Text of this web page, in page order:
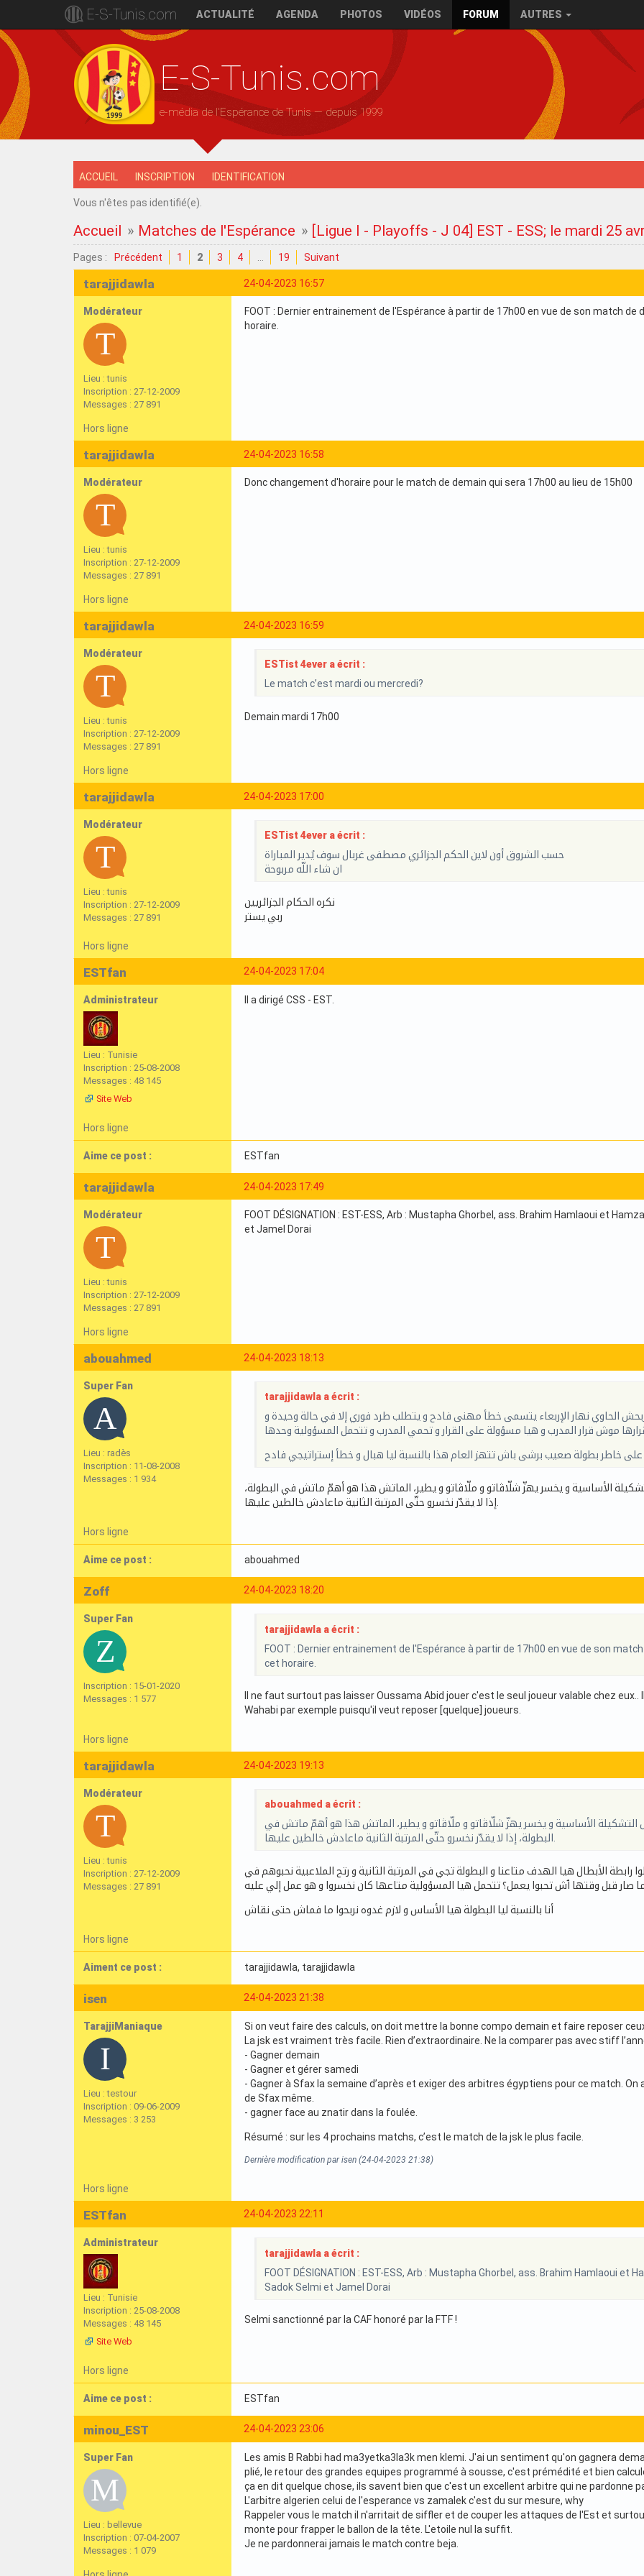
E-S-Tunis.com ACTUALITÉ AGENDA PHOTOS VIDÉOS FORUM AUTRES
E-S-Tunis.com
e-média de l'Espérance de Tunis — depuis 1999
ACCUEIL INSCRIPTION IDENTIFICATION
Vous n'êtes pas identifié(e).
Accueil » Matches de l'Espérance » [Ligue I - Playoffs - J 04] EST - ESS; le mardi 25
Pages : Précédent 1 2 3 4 19 Suivant
24-04-2023 16:57
tarajjidawla
Modérateur
Lieu : tunis
Inscription : 27-12-2009
Messages : 27 891
FOOT : Dernier entrainement de l'Espérance à partir de 17h00 en vue de son match
horaire.
Hors ligne
24-04-2023 16:58
tarajjidawla
Modérateur
Lieu : tunis
Inscription : 27-12-2009
Messages : 27 891
Donc changement d'horaire pour le match de demain qui sera 17h00 au lieu de 15h00
Hors ligne
24-04-2023 16:59
tarajjidawla
Modérateur
Lieu : tunis
Inscription : 27-12-2009
Messages : 27 891
ESTist 4ever a écrit :
Le match c’est mardi ou mercredi?
Demain mardi 17h00
Hors ligne
24-04-2023 17:00
tarajjidawla
Modérateur
Lieu : tunis
Inscription : 27-12-2009
Messages : 27 891
ESTist 4ever a écrit :
حسب الشروق أون لاين الحكم الجزائري مصطفى غربال سوف يُدير المباراة
ان شاء اللّه مربوحة
نكره الحكام الجزائريين
ربي يستر
Hors ligne
24-04-2023 17:04
ESTfan
Administrateur
Lieu : Tunisie
Inscription : 25-08-2008
Messages : 48 145
Site Web
Il a dirigé CSS - EST.
Hors ligne
Aime ce post : ESTfan
24-04-2023 17:49
tarajjidawla
Modérateur
Lieu : tunis
Inscription : 27-12-2009
Messages : 27 891
FOOT DÉSIGNATION : EST-ESS, Arb : Mustapha Ghorbel, ass. Brahim Hamlaoui et
et Jamel Dorai
Hors ligne
24-04-2023 18:13
abouahmed
Super Fan
Lieu : radès
Inscription : 11-08-2008
Messages : 1 934
tarajjidawla a écrit :
الحاوي نهار الإربعاء يتسمى خطأ مهنى فادح و يتطلب طرد فوري إلا في حالة وحيدة و
قرارها موش قرار المدرب و هيا مسؤولة على القرار و تحمي المدرب و تتحمل المسؤولية وحدها
خاطر بطولة صعيب برشى باش تتهز العام هذا بالنسبة ليا هبال و خطأ إستراتيجي فادح
الأساسية و يخسر يهزّ شلّاڤاتو و ملّاڤاتو و يطير، الماتش هذا هو أهمّ ماتش في البطولة،
Hors ligne
Aime ce post : abouahmed
24-04-2023 18:20
Zoff
Super Fan
Inscription : 15-01-2020
Messages : 1 577
tarajjidawla a écrit :
FOOT : Dernier entrainement de l'Espérance à partir de 17h00 en vue de son
cet horaire.
Il ne faut surtout pas laisser Oussama Abid jouer c'est le seul joueur valable chez
Wahabi par exemple puisqu'il veut reposer [quelque] joueurs.
Hors ligne
24-04-2023 19:13
tarajjidawla
Modérateur
Lieu : tunis
Inscription : 27-12-2009
Messages : 27 891
abouahmed a écrit :
التشكيلة الأساسية و يخسر يهزّ شلّاڤاتو و ملّاڤاتو و يطير، الماتش هذا هو أهمّ ماتش في
البطولة، إذا لا يقدّر نخسرو حتّى المرتبة الثانية ماعادش خالطين عليها.
رابطة الأبطال هيا الهدف متاعنا و البطولة تجي في المرتبة الثانية و رتح الملاعبية نحبوهم في
صار قبل وقتها ٱش تحبوا يعمل؟ تتحمل هيا المسؤولية متاعها كان نخسروا و هو عمل إلي عليه
أنا بالنسبة ليا البطولة هيا الأساس و لازم غدوه نربحوا ما فماش حتى نقاش
Hors ligne
Aiment ce post : tarajjidawla, tarajjidawla
24-04-2023 21:38
isen
TarajjiManiaque
Lieu : testour
Inscription : 09-06-2009
Messages : 3 253
Si on veut faire des calculs, on doit mettre la bonne compo demain et faire reposer
La jsk est vraiment très facile. Rien d’extraordinaire. Ne la comparer pas avec stiff
- Gagner demain
- Gagner et gérer samedi
- Gagner à Sfax la semaine d’après et exiger des arbitres égyptiens pour ce match.
de Sfax même.
- gagner face au znatir dans la foulée.
Résumé : sur les 4 prochains matchs, c’est le match de la jsk le plus facile.
Dernière modification par isen (24-04-2023 21:38)
Hors ligne
24-04-2023 22:11
ESTfan
Administrateur
Lieu : Tunisie
Inscription : 25-08-2008
Messages : 48 145
Site Web
tarajjidawla a écrit :
FOOT DÉSIGNATION : EST-ESS, Arb : Mustapha Ghorbel, ass. Brahim Hamlaoui et
Sadok Selmi et Jamel Dorai
Selmi sanctionné par la CAF honoré par la FTF !
Hors ligne
Aime ce post : ESTfan
24-04-2023 23:06
minou_EST
Super Fan
Lieu : bellevue
Inscription : 07-04-2007
Messages : 1 079
Les amis B Rabbi had ma3yetka3la3k men klemi. J'ai un sentiment qu'on gagnera
plié, le retour des grandes equipes programmé à sousse, c'est prémédité et bien
ça en dit quelque chose, ils savent bien que c'est un excellent arbitre qui ne pardonne
L'arbitre algerien celui de l'esperance vs zamalek c'est du sur mesure, why
Rappeler vous le match il n'arritait de siffler et de couper les attaques de l'Est et
monte pour frapper le ballon de la tête. L'etoile nul la suffit.
Je ne pardonnerai jamais le match contre beja.